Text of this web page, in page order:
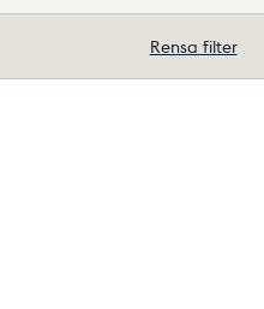
Rensa filter